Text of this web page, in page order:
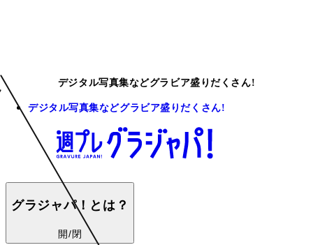
デジタル写真集などグラビア盛りだくさん!
デジタル写真集などグラビア盛りだくさん!
グラジャパ！とは？
開/閉